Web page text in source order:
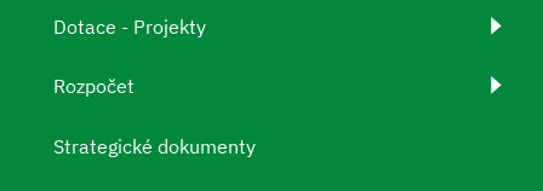
Dotace - Projekty
Rozpočet
Strategické dokumenty